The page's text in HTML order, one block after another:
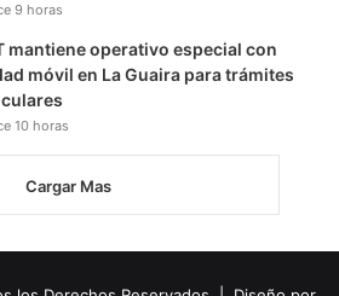
9 horas
mantiene operativo especial con
móvil en La Guaira para trámites
10 horas
Cargar Mas